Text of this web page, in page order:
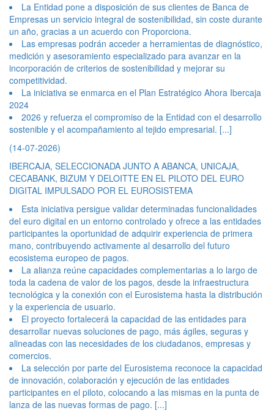
La Entidad pone a disposición de sus clientes de Banca de
Empresas un servicio integral de sostenibilidad, sin coste durante
un año, gracias a un acuerdo con Proporciona.
Las empresas podrán acceder a herramientas de diagnóstico,
medición y asesoramiento especializado para avanzar en la
incorporación de criterios de sostenibilidad y mejorar su
competitividad.
La iniciativa se enmarca en el Plan Estratégico Ahora Ibercaja
2024
2026 y refuerza el compromiso de la Entidad con el desarrollo
sostenible y el acompañamiento al tejido empresarial. [...]
(14-07-2026)
IBERCAJA, SELECCIONADA JUNTO A ABANCA, UNICAJA,
CECABANK, BIZUM Y DELOITTE EN EL PILOTO DEL EURO
DIGITAL IMPULSADO POR EL EUROSISTEMA
Esta iniciativa persigue validar determinadas funcionalidades
del euro digital en un entorno controlado y ofrece a las entidades
participantes la oportunidad de adquirir experiencia de primera
mano, contribuyendo activamente al desarrollo del futuro
ecosistema europeo de pagos.
La alianza reúne capacidades complementarias a lo largo de
toda la cadena de valor de los pagos, desde la infraestructura
tecnológica y la conexión con el Eurosistema hasta la distribución
y la experiencia de usuario.
El proyecto fortalecerá la capacidad de las entidades para
desarrollar nuevas soluciones de pago, más ágiles, seguras y
alineadas con las necesidades de los ciudadanos, empresas y
comercios.
La selección por parte del Eurosistema reconoce la capacidad
de innovación, colaboración y ejecución de las entidades
participantes en el piloto, colocando a las mismas en la punta de
lanza de las nuevas formas de pago. [...]